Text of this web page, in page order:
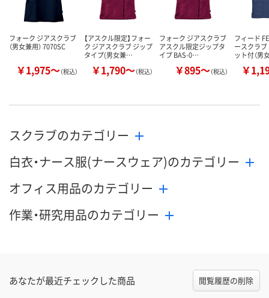
フォーク ジアスクラブ
（男女兼用） 7070SC
￥1,975～（税込）
【アスクル限定】フォー
ク ジアスクラブ ジップ
タイプ(男女兼…
￥1,790～（税込）
フォーク ジアスクラブ
アスクル限定ジップタ
イプ BAS-0…
￥895～（税込）
フィード
ースクラ
ット付（男
￥
スクラブのカテゴリー
白衣・ナース服(ナースウェア)のカテゴリー
オフィス用品のカテゴリー
作業・研究用品のカテゴリー
あなたが最近チェックした商品 閲覧履歴の削除